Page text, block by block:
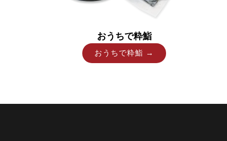
おうちで粋鮨
おうちで粋鮨 →